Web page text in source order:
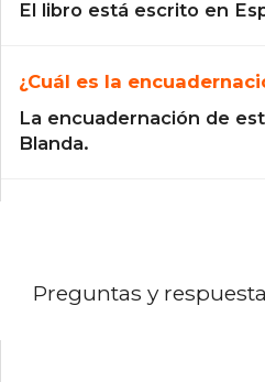
El libro está escrito en
¿Cuál es la
La encuadernación de
Blanda.
Preguntas y